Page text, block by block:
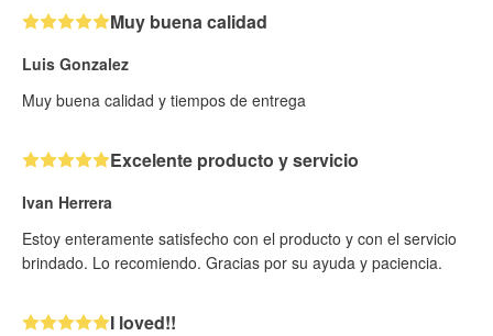
Muy buena calidad
Luis Gonzalez
Muy buena calidad y tiempos de entrega
Excelente producto y servicio
Ivan Herrera
Estoy enteramente satisfecho con el producto y con el servicio
brindado. Lo recomiendo. Gracias por su ayuda y paciencia.
I loved!!